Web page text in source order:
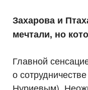
Захарова и
мечтали, но
Главной
о
Нуриевым).